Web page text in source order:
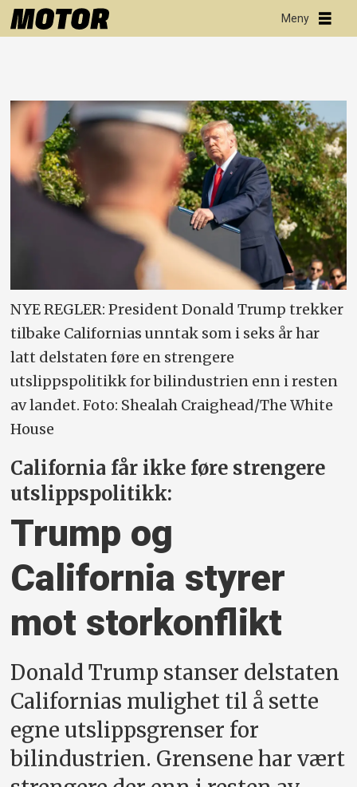
NYE REGLER: President Donald Trump trekker
tilbake Californias unntak som i seks år har
latt delstaten føre en strengere
utslippspolitikk for bilindustrien enn i resten
av landet. Foto: Shealah Craighead/The White
House
California får ikke føre strengere
utslippspolitikk:
Trump og
California styrer
mot storkonflikt
Donald Trump stanser delstaten
Californias mulighet til å sette
egne utslippsgrenser for
bilindustrien. Grensene har vært